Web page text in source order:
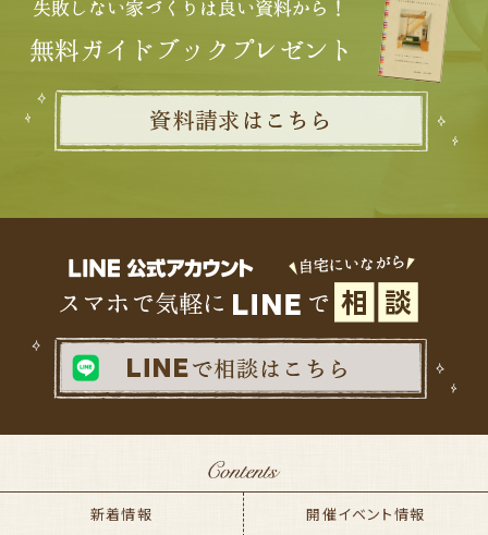
新着情報 開催イベント情報